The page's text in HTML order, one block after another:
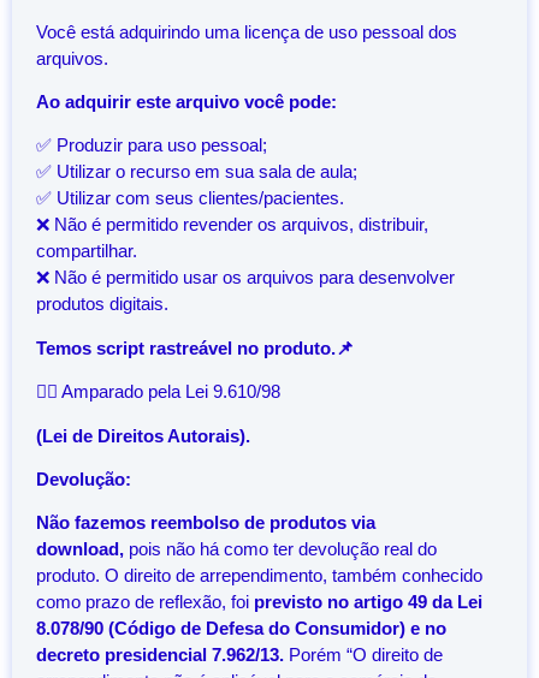
Você está adquirindo uma licença de uso pessoal dos
arquivos.
Ao adquirir este arquivo você pode:
✅ Produzir para uso pessoal;
✅ Utilizar o recurso em sua sala de aula;
✅ Utilizar com seus clientes/pacientes.
❌ Não é permitido revender os arquivos, distribuir,
compartilhar.
❌ Não é permitido usar os arquivos para desenvolver
produtos digitais.
Temos script rastreável no produto.📌
👨‍⚖️ Amparado pela Lei 9.610/98
(Lei de Direitos Autorais).
Devolução:
Não fazemos reembolso de produtos via
download, pois não há como ter devolução real do
produto. O direito de arrependimento, também conhecido
como prazo de reflexão, foi previsto no artigo 49 da Lei
8.078/90 (Código de Defesa do Consumidor) e no
decreto presidencial 7.962/13. Porém “O direito de